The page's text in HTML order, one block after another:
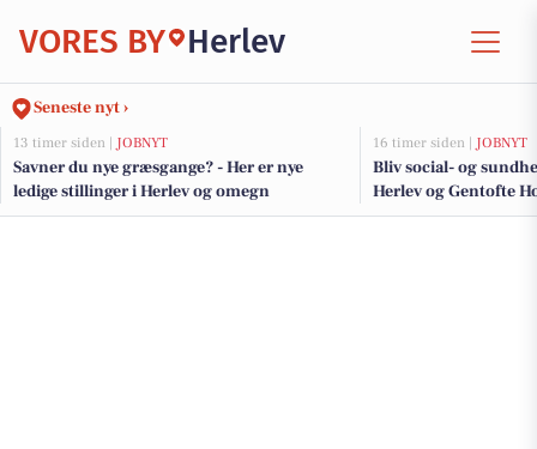
VORES BY Herlev
Seneste nyt ›
13 timer siden | JOBNYT
Savner du nye græsgange? - Her er nye
ledige stillinger i Herlev og omegn
16 timer siden | JOBNYT
Bliv social- og
Herlev og Gentofte
på tværs af afsnit